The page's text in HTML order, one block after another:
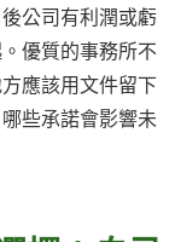
公司有利潤或虧
優質的事務所不
應該用文件留下
些承諾會影響未